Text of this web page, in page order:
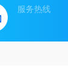
服务热线